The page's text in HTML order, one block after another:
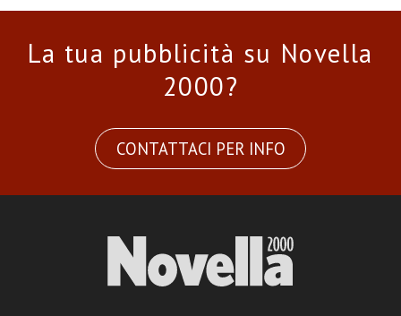
La tua pubblicità su Novella
2000?
CONTATTACI PER INFO